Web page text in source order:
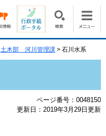
土木部 河川管理課 > 石川水系
ページ番号：0048150
更新日：2019年3月29日更新